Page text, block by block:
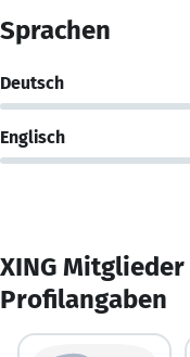
Sprachen
Deutsch
Englisch
XING
Profilangaben